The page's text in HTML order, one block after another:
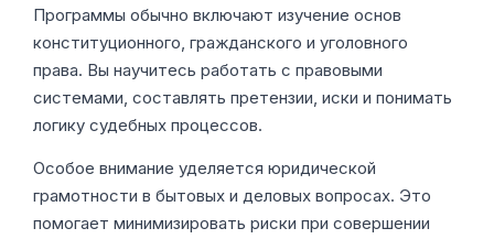
Программы обычно включают изучение основ
конституционного, гражданского и уголовного
права. Вы научитесь работать с правовыми
системами, составлять претензии, иски и понимать
логику судебных процессов.
Особое внимание уделяется юридической
грамотности в бытовых и деловых вопросах. Это
помогает минимизировать риски при совершении